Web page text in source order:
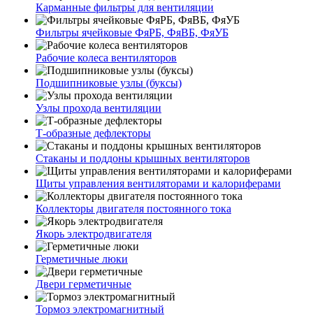
Карманные фильтры для вентиляции
Фильтры ячейковые ФяРБ, ФяВБ, ФяУБ
Рабочие колеса вентиляторов
Подшипниковые узлы (буксы)
Узлы прохода вентиляции
Т-образные дефлекторы
Стаканы и поддоны крышных вентиляторов
Щиты управления вентиляторами и калориферами
Коллекторы двигателя постоянного тока
Якорь электродвигателя
Герметичные люки
Двери герметичные
Тормоз электромагнитный